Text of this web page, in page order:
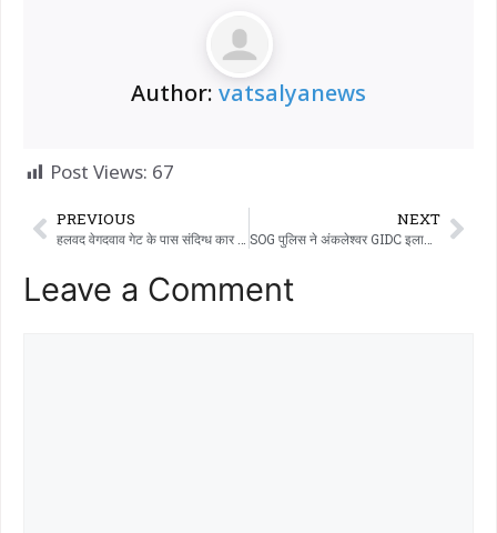
Author: vatsalyanews
Post Views: 67
PREVIOUS
हलवद वेगदवाव गेट के पास संदिग्ध कार से विदेशी शराब जब्त, दो गिरफ्तार
NEXT
SOG पुलिस ने अंकलेश्वर GIDC इलाके से एक महिला को मारिजुआना के साथ गिरफ्तार किया।
Leave a Comment